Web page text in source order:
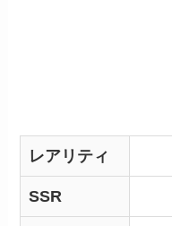
レアリティ
SSR